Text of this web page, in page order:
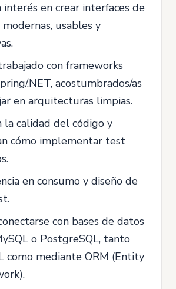
interés en crear interfaces de
usables y
con frameworks
.NET, acostumbrados/as
en arquitecturas limpias.
la calidad del código y
cómo implementar test
en consumo y diseño de
con bases de datos
o PostgreSQL, tanto
como mediante ORM (Entity